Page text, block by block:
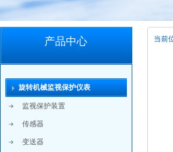
产品中心
旋转机械监视保护仪表
监视保护装置
传感器
变送器
当前